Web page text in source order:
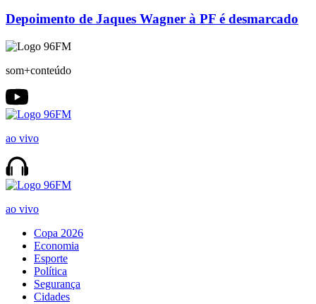
Depoimento de Jaques Wagner à PF é desmarcado
som+conteúdo
ao vivo
ao vivo
Copa 2026
Economia
Esporte
Política
Segurança
Cidades